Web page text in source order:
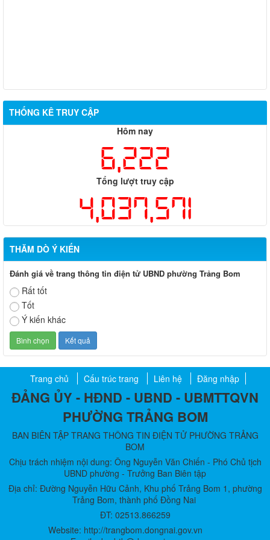
THỐNG KÊ TRUY CẬP
Hôm nay
6,222
Tổng lượt truy cập
4,037,571
THĂM DÒ Ý KIẾN
Đánh giá về trang thông tin điện tử UBND phường Trảng Bom
Rất tốt
Tốt
Ý kiến khác
Trang chủ Cấu trúc trang Liên hệ Đăng nhập
ĐẢNG ỦY - HĐND - UBND - UBMTTQVN
PHƯỜNG TRẢNG BOM
BAN BIÊN TẬP TRANG THÔNG TIN ĐIỆN TỬ PHƯỜNG TRẢNG
BOM
Chịu trách nhiệm nội dung: Ông Nguyễn Văn Chiến - Phó Chủ tịch
UBND phường - Trưởng Ban Biên tập
Địa chỉ: Đường Nguyễn Hữu Cảnh, Khu phố Trảng Bom 1, phường
Trảng Bom, thành phố Đồng Nai
ĐT: 02513.866259
Website: http://trangbom.dongnai.gov.vn